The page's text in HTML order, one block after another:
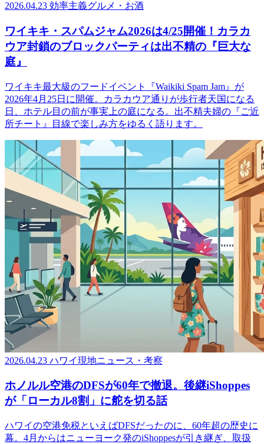
2026.04.23 効率主義グルメ・お酒
ワイキキ・スパムジャム2026は4/25開催！カラカ
ウア封鎖のブロックパーティは出不精の『巨大な
庭』
ワイキキ最大級のフードイベント『Waikiki Spam Jam』が
2026年4月25日に開催。カラカウア通りが歩行者天国になる
日、ホテル目の前が事実上の庭になる。出不精夫婦の『ご近
所チート』目線で楽しみ方をゆるく語ります。
2026.04.23 ハワイ現地ニュース・考察
ホノルル空港のDFSが60年で撤退。後継iShoppes
が「ローカル8割」に舵を切る話
ハワイの空港免税といえばDFSだったのに、60年超の歴史に
幕。4月からはニューヨーク発のiShoppesが引き継ぎ、取扱